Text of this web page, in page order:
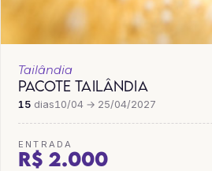
Tailândia
PACOTE TAILÂNDIA
15 dias10/04 → 25/04/2027
ENTRADA
R$ 2.000